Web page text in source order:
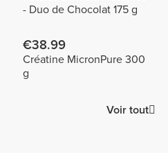
- Duo de Chocolat 175 g
€38.99
Créatine MicronPure 300
g
Voir tout